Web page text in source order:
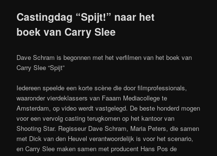
Castingdag “Spijt!” naar het
boek van Carry Slee
Dave Schram is begonnen met het verfilmen van het boek van
Carry Slee “Spijt”
Iedereen speelde een korte scène die door filmprofessionals,
waaronder vierdeklassers van Faaam Mediacollege te
Amsterdam, op video werdt vastgelegd. De beste honderd mogen
voor een vervolg casting terugkomen op het kantoor van
Shooting Star. Regisseur Dave Schram, Maria Peters, die samen
met Dick van den Heuvel verantwoordelijk is voor het scenario,
en Carry Slee maken samen met producent Hans Pos de